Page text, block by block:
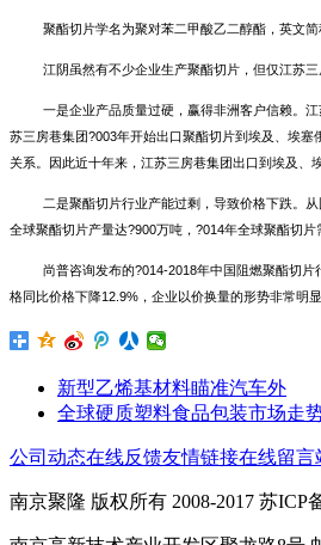
聚酯切片学名为聚对苯二甲酸乙二醇酯，英文
江阴虽然有不少企业生产聚酯切片，但仅江苏
一是企业产品质量过硬，赢得非洲客户信赖。
苏三房巷集团?003年开始出口聚酯切片到埃及、埃
关系。因此近十年来，江苏三房巷集团出口到埃及
二是聚酯切片行业产能过剩，导致价格下跌。
全球聚酯切片产量达?900万吨，?014年全球聚酯切
尚普咨询发布的?014-2018年中国阻燃聚酯切
格同比价格下降12.9%，企业以价换量的形势非常明显
新型乙烯基材料瞄准汽车外
全球硬质塑料食品包装市场走
公司动态在线反馈友情链接在线留言
南京聚隆 版权所有 2008-2017 苏ICP